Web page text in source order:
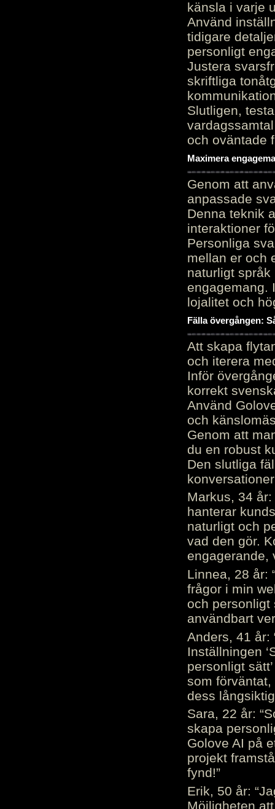
känsla i varje
Använd
tidigare
personligt
Justera
skriftliga
Slutligen,
och oväntade
Maximera
Genom att
anpassade
Denna teknik
interaktioner
Personliga
mellan er och
naturligt
engagemang.
lojalitet och
Fälla övergången:
Att skapa
och iterera
Inför
korrekt
Använd
och
Genom att
du en robust
Den slutliga
Markus, 34
hanterar
naturligt och
vad den gör.
engagerande,
Linnea, 28 år:
frågor i min
och personligt
användbart
Anders, 41 år:
Inställningen
personligt
som
dess
Sara, 22 år:
skapa
Golove AI på
projekt
fynd!”
Erik, 50 år:
Möjligheten